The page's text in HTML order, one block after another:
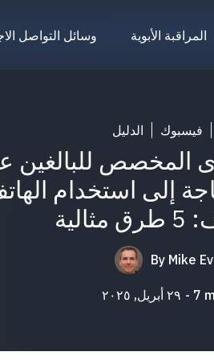
وسائل التواصل المراقبة الأبوية
الدليل فيسبوك
المخصص للبالغين
إلى استخدام
By Mike
٢٩ أبريل, ٢٠٢٥ 7